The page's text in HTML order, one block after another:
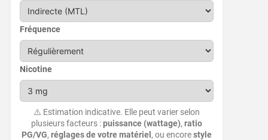
Fréquence
Nicotine
⚠️ Estimation indicative. Elle peut varier selon
plusieurs facteurs :puissance (wattage),ratio
PG/VG,réglages de votre matériel , ou encorestyle